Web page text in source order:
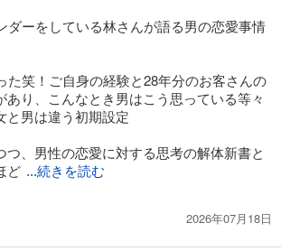
ダーをしている林さんが語る男の恋愛事情
た笑！ご自身の経験と28年分のお客さんの
あり、こんなとき男はこう思っている等々
と男は違う初期設定
つ、男性の恋愛に対する思考の解体新書と
ど ...続きを読む
2026年07月18日